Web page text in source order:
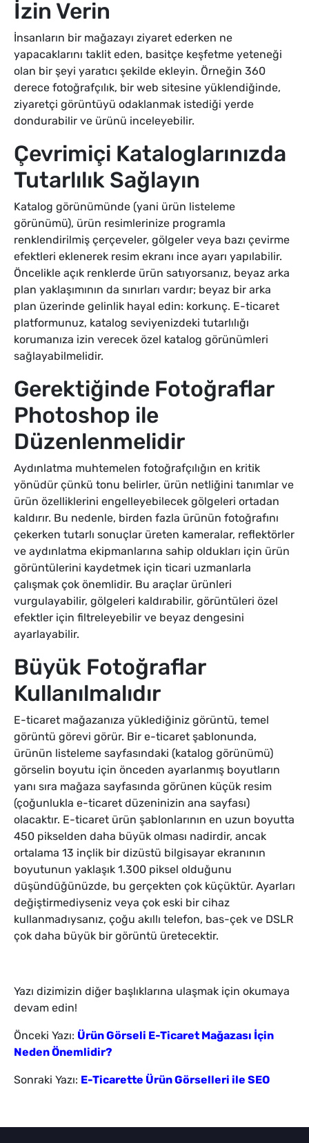
İzin Verin
İnsanların bir mağazayı ziyaret ederken ne
yapacaklarını taklit eden, basitçe keşfetme yeteneği
olan bir şeyi yaratıcı şekilde ekleyin. Örneğin 360
derece fotoğrafçılık, bir web sitesine yüklendiğinde,
ziyaretçi görüntüyü odaklanmak istediği yerde
dondurabilir ve ürünü inceleyebilir.
Çevrimiçi Kataloglarınızda
Tutarlılık Sağlayın
Katalog görünümünde (yani ürün listeleme
görünümü), ürün resimlerinize programla
renklendirilmiş çerçeveler, gölgeler veya bazı çevirme
efektleri eklenerek resim ekranı ince ayarı yapılabilir.
Öncelikle açık renklerde ürün satıyorsanız, beyaz arka
plan yaklaşımının da sınırları vardır; beyaz bir arka
plan üzerinde gelinlik hayal edin: korkunç. E-ticaret
platformunuz, katalog seviyenizdeki tutarlılığı
korumanıza izin verecek özel katalog görünümleri
sağlayabilmelidir.
Gerektiğinde Fotoğraflar
Photoshop ile
Düzenlenmelidir
Aydınlatma muhtemelen fotoğrafçılığın en kritik
yönüdür çünkü tonu belirler, ürün netliğini tanımlar ve
ürün özelliklerini engelleyebilecek gölgeleri ortadan
kaldırır. Bu nedenle, birden fazla ürünün fotoğrafını
çekerken tutarlı sonuçlar üreten kameralar, reflektörler
ve aydınlatma ekipmanlarına sahip oldukları için ürün
görüntülerini kaydetmek için ticari uzmanlarla
çalışmak çok önemlidir. Bu araçlar ürünleri
vurgulayabilir, gölgeleri kaldırabilir, görüntüleri özel
efektler için filtreleyebilir ve beyaz dengesini
ayarlayabilir.
Büyük Fotoğraflar
Kullanılmalıdır
E-ticaret mağazanıza yüklediğiniz görüntü, temel
görüntü görevi görür. Bir e-ticaret şablonunda,
ürünün listeleme sayfasındaki (katalog görünümü)
görselin boyutu için önceden ayarlanmış boyutların
yanı sıra mağaza sayfasında görünen küçük resim
(çoğunlukla e-ticaret düzeninizin ana sayfası)
olacaktır. E-ticaret ürün şablonlarının en uzun boyutta
450 pikselden daha büyük olması nadirdir, ancak
ortalama 13 inçlik bir dizüstü bilgisayar ekranının
boyutunun yaklaşık 1.300 piksel olduğunu
düşündüğünüzde, bu gerçekten çok küçüktür. Ayarları
değiştirmediyseniz veya çok eski bir cihaz
kullanmadıysanız, çoğu akıllı telefon, bas-çek ve DSLR
çok daha büyük bir görüntü üretecektir.
Yazı dizimizin diğer başlıklarına ulaşmak için okumaya
devam edin!
Önceki Yazı: Ürün Görseli E-Ticaret Mağazası İçin
Neden Önemlidir?
Sonraki Yazı: E-Ticarette Ürün Görselleri ile SEO